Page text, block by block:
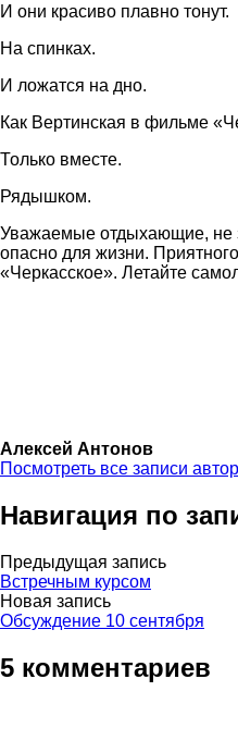
И они красиво плавно тонут.
На спинках.
И ложатся на дно.
Как Вертинская в фильме
Только вместе.
Рядышком.
Уважаемые отдыхающие, не
опасно для жизни.
«Черкасское». Летайте
Алексей Антонов
Посмотреть все записи
Навигация по
Предыдущая запись
Встречным курсом
Новая запись
Обсуждение 10 сентября
5 комментариев